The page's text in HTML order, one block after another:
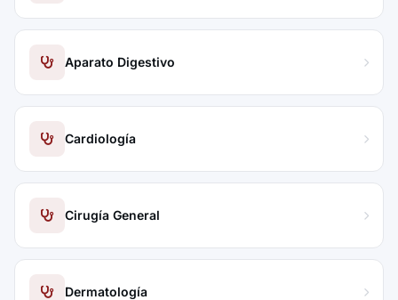
Aparato Digestivo
Cardiología
Cirugía General
Dermatología